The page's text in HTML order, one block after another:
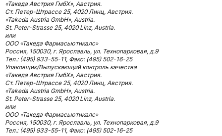
«Такеда Австрия ГмбХ», Австрия.
Ст. Петер-Штрассе 25, 4020 Линц, Авcтрия.
«Takeda Austria GmbH», Austria.
St. Peter-Strasse 25, 4020 Linz, Austria.
или
ООО «Такеда Фармасьютикалс»
Россия, 150030, г. Ярославль, ул. Технопарковая, д.9
Тел.: (495) 933-55-11, Факс: (495) 502-16-25
Упаковщик/Выпускающий контроль качества
«Такеда Австрия ГмбХ», Австрия.
Ст. Петер-Штрассе 25, 4020 Линц, Авcтрия.
«Takeda Austria GmbH», Austria.
St. Peter-Strasse 25, 4020 Linz, Austria.
или
ООО «Такеда Фармасьютикалс»
Россия, 150030, г. Ярославль, ул. Технопарковая, д.9
Тел.: (495) 933-55-11, Факс: (495) 502-16-25